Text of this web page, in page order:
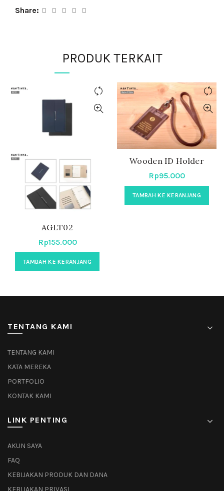
Share
PRODUK TERKAIT
AGLT02
Rp155.000
TAMBAH KE KERANJANG
Wooden ID Holder
Rp95.000
TAMBAH KE KERANJANG
TENTANG KAMI
TENTANG KAMI
KATA MEREKA
PORTFOLIO
KONTAK KAMI
LINK PENTING
AKUN SAYA
FAQ
KEBIJAKAN PRODUK DAN DANA
KEBIJAKAN PRIVASI